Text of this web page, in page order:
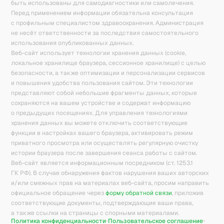
быть использованы для самодиагностики или самолечения.
Перед применением информации обязательна консультация
с профильным специалистом здравоохранения. Администрация
не несёт ответственности за последствия самостоятельного
использования опубликованных данных.
Веб-сайт использует технологии хранения данных (cookie,
локальное хранилище браузера, сессионное хранилище) с целью
безопасности, а также оптимизации и персонализации сервисов
и повышения удобства пользования сайтом. Эти технологии
представляют собой небольшие фрагменты данных, которые
сохраняются на вашем устройстве и содержат информацию
о предыдущих посещениях. Для управления технологиями
хранения данных вы можете отключить соответствующие
функции в настройках вашего браузера, активировать режим
приватного просмотра или осуществлять регулярную очистку
истории браузера после завершения сеанса работы с сайтом.
Веб-сайт является информационным посредником (ст. 1253.1
ГК РФ). В случае обнаружения фактов нарушения ваших авторских
и/или смежных прав на материалах веб-сайта, просим направить
официальное обращение через форму обратной связи, приложив
соответствующие документы, подтверждающие ваши права,
а также ссылки на страницы с спорными материалами.
Политика конфиденциальности Пользовательское соглашение